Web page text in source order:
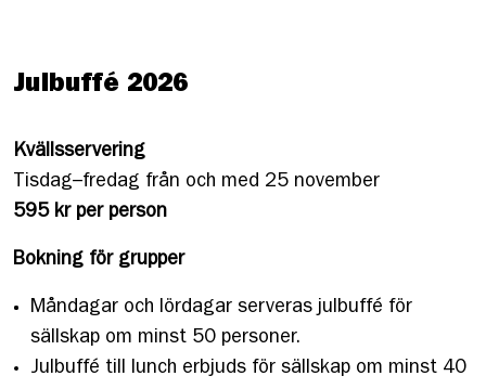
Julbuffé 2026
Kvällsservering
Tisdag–fredag från och med 25 november
595 kr per person
Bokning för grupper
Måndagar och lördagar serveras julbuffé för
sällskap om minst 50 personer.
Julbuffé till lunch erbjuds för sällskap om minst 40